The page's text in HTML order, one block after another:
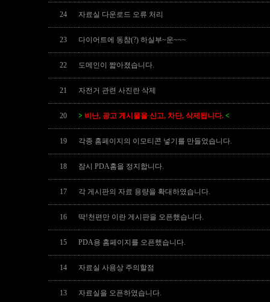
24 자료실 다운로드 오류 처리
23 다이어트에 동참(?) 하실부~운~~~
22 도메인이 짧아졌습니다.
21 자전거 관련 사진란 삭제
20 > 비난, 광고 게시물을 신고, 차단, 삭제됩니다. <
19 각종 홈페이지의 이모티콘 넣기를 만들었습니다.
18 잠시 PDA홈을 정지합니다.
17 각 게시판의 자료 용량을 확대하였습니다.
16 딱!천편만 이란 게시판을 오픈했습니다.
15 PDA용 홈페이지를 오픈했습니다.
14 자료실 사용상 주의할점
13 자료실을 오픈하였습니다.